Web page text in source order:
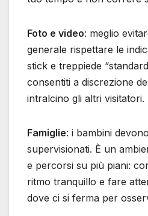
Foto e video: meglio
generale rispettare le
stick e treppiede
consentiti a discrezione
intralcino gli altri visitatori.
Famiglie: i bambini
supervisionati. È un
e percorsi su più piani:
ritmo tranquillo e fare
dove ci si ferma per